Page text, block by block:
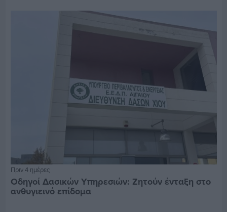
Πριν 4 ημέρες
Οδηγοί Δασικών Υπηρεσιών: Ζητούν ένταξη στο
ανθυγιεινό επίδομα